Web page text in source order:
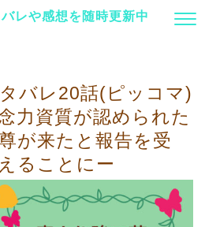
レや感想を随時更新中
バレ20話(ピッコマ)
力資質が認められた
が来たと報告を受
ることにー